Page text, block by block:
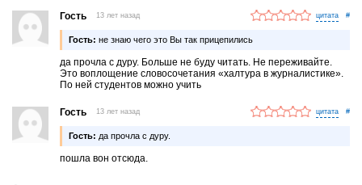
Гость 13 лет назад #
Гость: не знаю чего это Вы так прицепились
да прочла с дуру. Больше не буду читать. Не переживайте.
Это воплощение словосочетания «халтура в журналистике».
По ней студентов можно учить
Гость 13 лет назад #
Гость: да прочла с дуру.
пошла вон отсюда.